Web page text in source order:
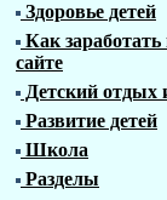
Здоровье детей
Как заработать
сайте
Детский отдых
Развитие детей
Школа
Разделы